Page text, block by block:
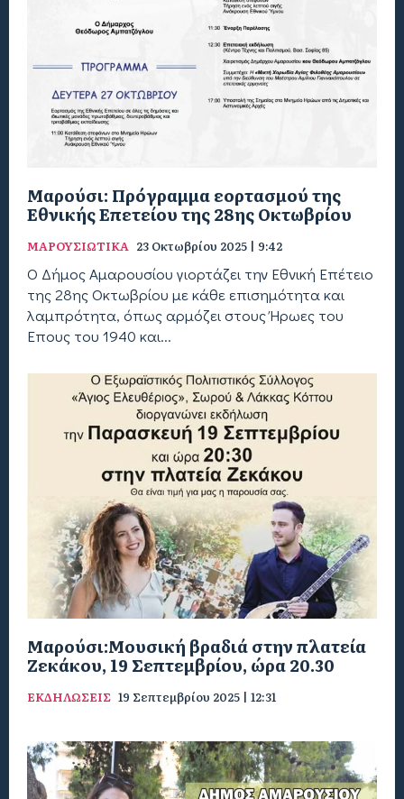
Μαρούσι: Πρόγραμμα εορτασμού της
Εθνικής Επετείου της 28ης Οκτωβρίου
ΜΑΡΟΥΣΙΩΤΙΚΑ 23 Οκτωβρίου 2025 | 9:42
Ο Δήμος Αμαρουσίου γιορτάζει την Εθνική Επέτειο
της 28ης Οκτωβρίου με κάθε επισημότητα και
λαμπρότητα, όπως αρμόζει στους Ήρωες του
Έπους του 1940 και...
Μαρούσι:Μουσική βραδιά στην πλατεία
Ζεκάκου, 19 Σεπτεμβρίου, ώρα 20.30
ΕΚΔΗΛΩΣΕΙΣ 19 Σεπτεμβρίου 2025 | 12:31